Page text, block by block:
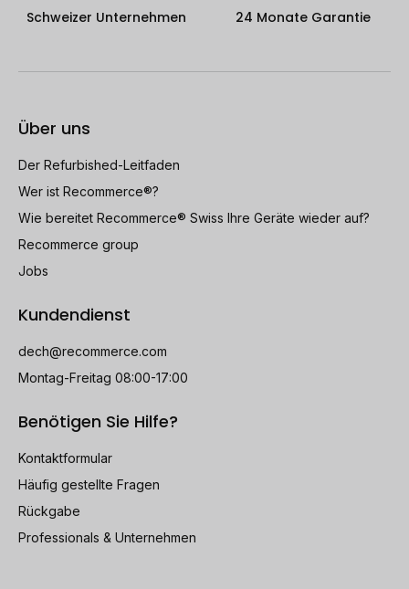
Schweizer Unternehmen 24 Monate Garantie
Über uns
Der Refurbished-Leitfaden
Wer ist Recommerce®?
Wie bereitet Recommerce® Swiss Ihre Geräte wieder auf?
Recommerce group
Jobs
Kundendienst
dech@recommerce.com
Montag-Freitag 08:00-17:00
Benötigen Sie Hilfe?
Kontaktformular
Häufig gestellte Fragen
Rückgabe
Professionals & Unternehmen